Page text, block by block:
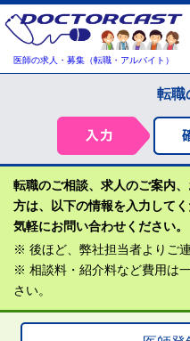
医師の求人・募集（転職・アルバイト）
転職
転職のご相談、求人のご案内
方は、以下の情報を入力して
気軽にお問い合わせください。
※ 後ほど、弊社担当者よりご
※ 相談料・紹介料など費用は
さい。